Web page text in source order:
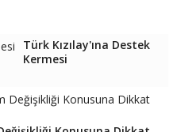
Türk Kızılay'ına Destek
Kermesi